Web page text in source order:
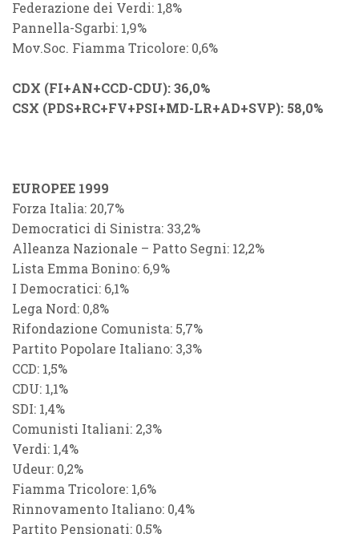
Federazione dei Verdi: 1,8%
Pannella-Sgarbi: 1,9%
Mov.Soc. Fiamma Tricolore: 0,6%
CDX (FI+AN+CCD-CDU): 36,0%
CSX (PDS+RC+FV+PSI+MD-LR+AD+SVP): 58,0%
EUROPEE 1999
Forza Italia: 20,7%
Democratici di Sinistra: 33,2%
Alleanza Nazionale – Patto Segni: 12,2%
Lista Emma Bonino: 6,9%
I Democratici: 6,1%
Lega Nord: 0,8%
Rifondazione Comunista: 5,7%
Partito Popolare Italiano: 3,3%
CCD: 1,5%
CDU: 1,1%
SDI: 1,4%
Comunisti Italiani: 2,3%
Verdi: 1,4%
Udeur: 0,2%
Fiamma Tricolore: 1,6%
Rinnovamento Italiano: 0,4%
Partito Pensionati: 0,5%